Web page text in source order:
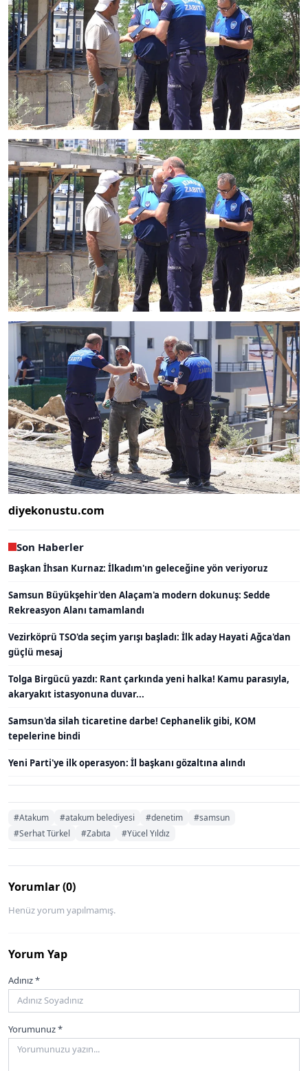
diyekonustu.com
Son Haberler
Başkan İhsan Kurnaz: İlkadım'ın geleceğine yön veriyoruz
Samsun Büyükşehir'den Alaçam'a modern dokunuş: Sedde
Rekreasyon Alanı tamamlandı
Vezirköprü TSO'da seçim yarışı başladı: İlk aday Hayati Ağca'dan
güçlü mesaj
Tolga Birgücü yazdı: Rant çarkında yeni halka! Kamu parasıyla,
akaryakıt istasyonuna duvar...
Samsun'da silah ticaretine darbe! Cephanelik gibi, KOM
tepelerine bindi
Yeni Parti'ye ilk operasyon: İl başkanı gözaltına alındı
#Atakum #atakum belediyesi #denetim
#samsun
#Serhat Türkel
#Zabıta #Yücel Yıldız
Yorumlar (0)
Henüz yorum yapılmamış.
Yorum Yap
Adınız *
Yorumunuz *